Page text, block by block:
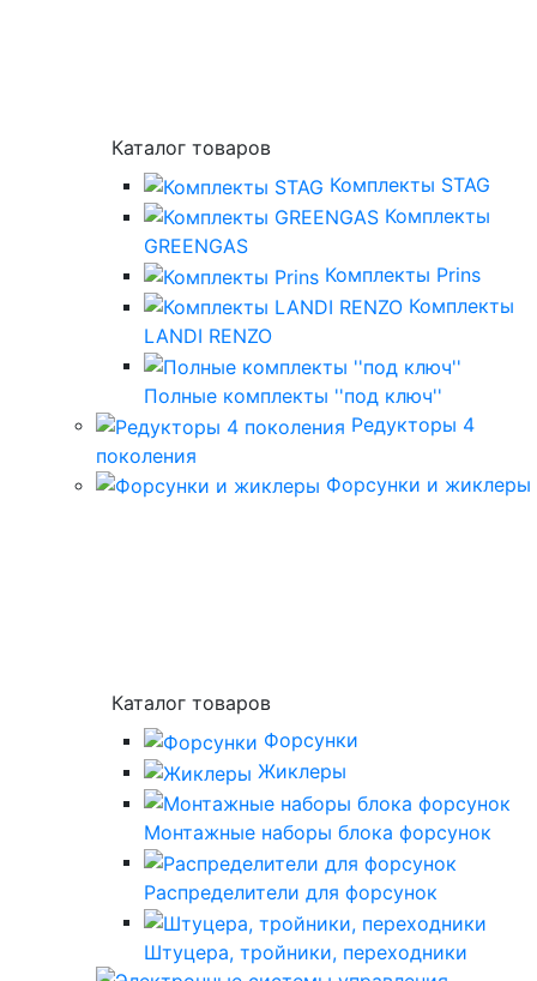
Каталог товаров
Комплекты STAG
Комплекты
GREENGAS
Комплекты Prins
Комплекты
LANDI RENZO
Полные комплекты ''под ключ''
Редукторы 4
поколения
Форсунки и жиклеры
Каталог товаров
Форсунки
Жиклеры
Монтажные наборы блока форсунок
Распределители для форсунок
Штуцера, тройники, переходники